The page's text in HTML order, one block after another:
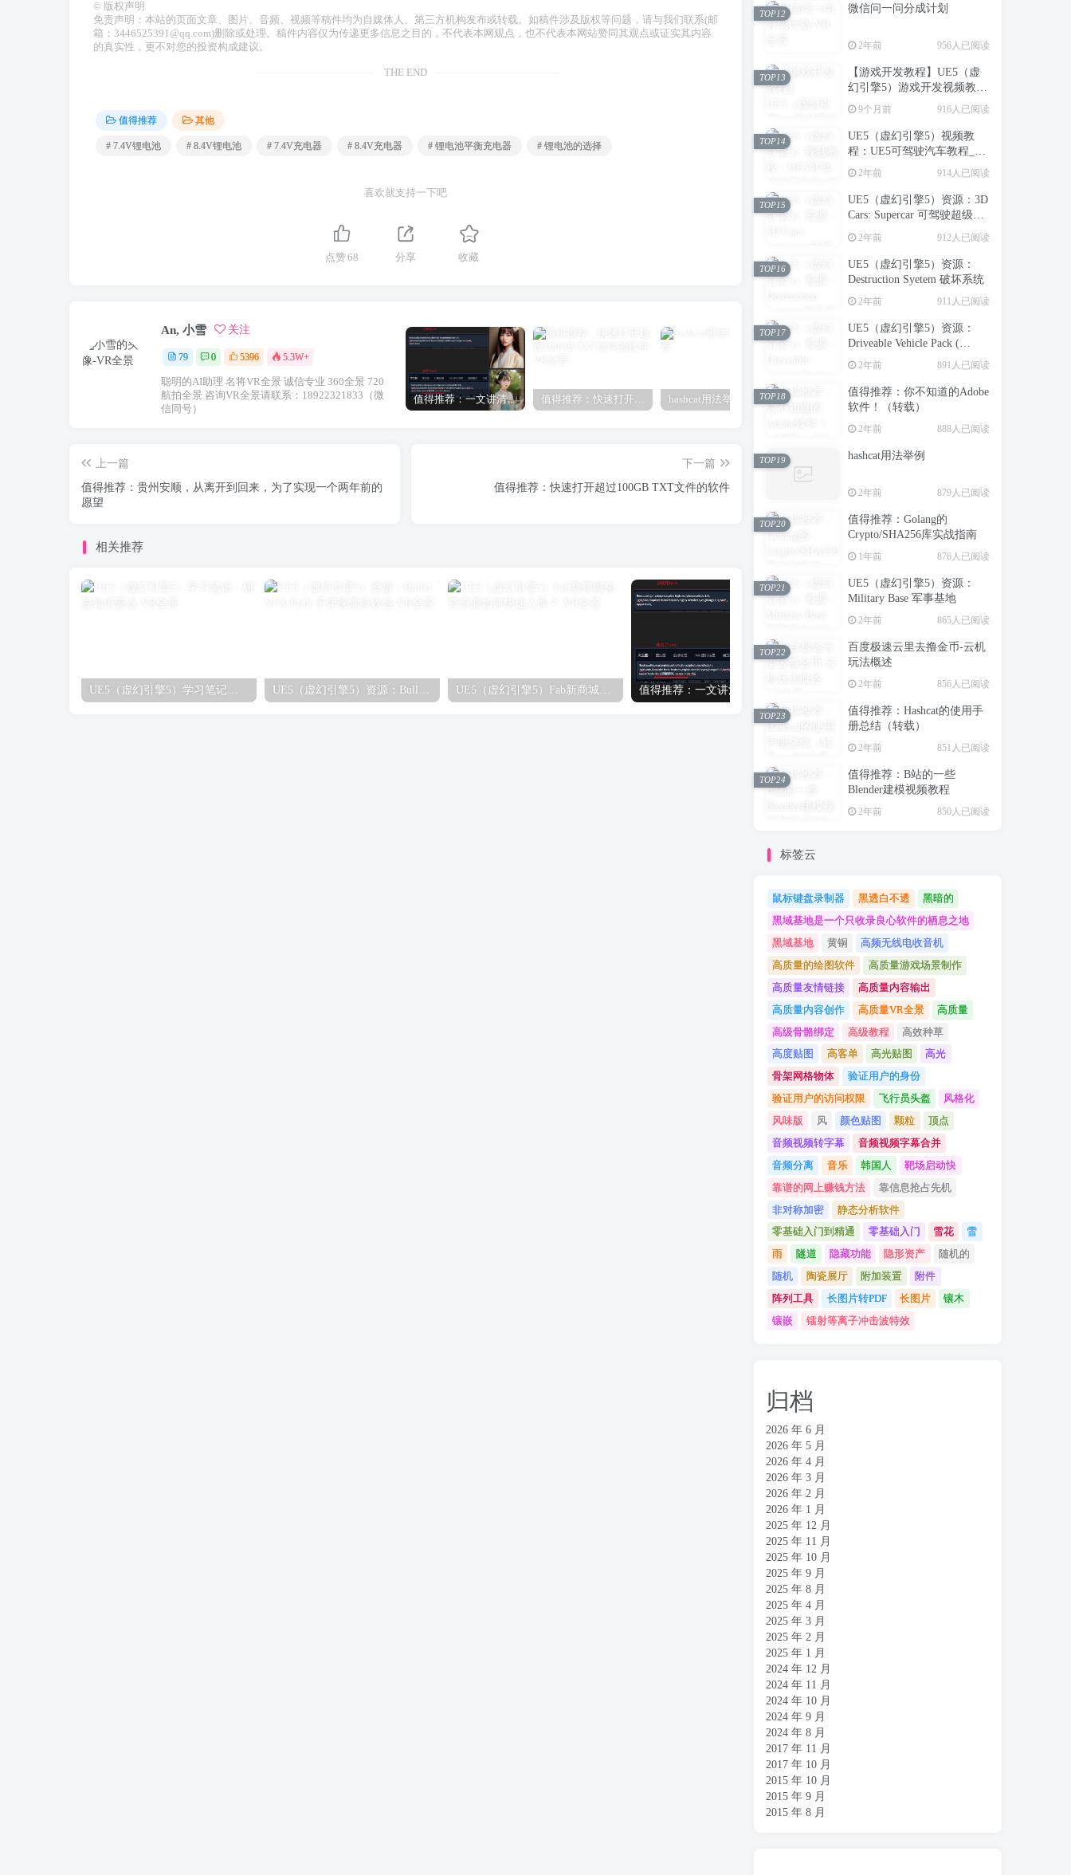
© 版权声明
免责声明：本站的页面文章、图片、音频、视频等稿件均为自媒体人、第三方机构发布或转载。如稿件涉及版权等问题，请与我们联系(邮
箱：3446525391@qq.com)删除或处理。稿件内容仅为传递更多信息之目的，不代表本网观点，也不代表本网站赞同其观点或证实其内容
的真实性，更不对您的投资构成建议。
THE END
值得推荐 其他
# 7.4V锂电池 # 8.4V锂电池 # 7.4V充电器 # 8.4V充电器 # 锂电池平衡充电器 # 锂电池的选择
喜欢就支持一下吧
点赞68 分享 收藏
An, 小雪 关注
79 0 5396 5.3W+
聪明的AI助理 名将VR全景 诚信专业 360全景 720
航拍全景 咨询VR全景请联系：18922321833（微
信同号）
值得推荐：一文讲清楚Stable Diffusion中Lora与大模型的区别（转载） 值得推荐：快速打开超过100GB TXT文件的软件 hashcat用法举例 值得推荐：Hashcat的使用手册总结（转载）
上一篇
值得推荐：贵州安顺，从离开到回来，为了实现一个两年前的
愿望
下一篇
值得推荐：快速打开超过100GB TXT文件的软件
相关推荐
UE5（虚幻引擎5）学习笔记：碰撞知识要点 UE5（虚幻引擎5）资源：Bullet VFX Pack 子弹视觉特效包 UE5（虚幻引擎5）Fab新商城免费资源如何快速入库？ UE5（虚幻引擎5）资源：300+ Ultimate PBR Materials Pack 写实建筑室内PBR材质库
微信问一问分成计划
2年前 956人已阅读
TOP12
【游戏开发教程】UE5（虚
幻引擎5）游戏开发视频教
程：虚幻引擎5中创建第一人
称射击游戏_中英字幕
9个月前 916人已阅读
TOP13
UE5（虚幻引擎5）视频教
程：UE5可驾驶汽车教程_中
文字幕
2年前 914人已阅读
TOP14
UE5（虚幻引擎5）资源：3D
Cars: Supercar 可驾驶超级跑
车
2年前 912人已阅读
TOP15
UE5（虚幻引擎5）资源：
Destruction Syetem 破坏系统
2年前 911人已阅读
TOP16
UE5（虚幻引擎5）资源：
Driveable Vehicle Pack (
REDUX ) 2.0 可驾驶汽车包
（支持到UE5.5）【推荐】
2年前 891人已阅读
TOP17
值得推荐：你不知道的Adobe
软件！（转载）
2年前 888人已阅读
TOP18
hashcat用法举例
2年前 879人已阅读
TOP19
值得推荐：Golang的
Crypto/SHA256库实战指南
1年前 876人已阅读
TOP20
UE5（虚幻引擎5）资源：
Military Base 军事基地
2年前 865人已阅读
TOP21
百度极速云里去撸金币-云机
玩法概述
2年前 856人已阅读
TOP22
值得推荐：Hashcat的使用手
册总结（转载）
2年前 851人已阅读
TOP23
值得推荐：B站的一些
Blender建模视频教程
2年前 850人已阅读
TOP24
标签云
鼠标键盘录制器 黑透白不透
黑暗的
黑域基地是一个只收录良心软件的栖息之地
黑域基地
黄铜
高频无线电收音机
高质量的绘图软件
高质量游戏场景制作
高质量友情链接
高质量内容输出
高质量内容创作
高质量VR全景
高质量
高级骨骼绑定
高级教程
高效种草
高度贴图
高客单 高光贴图
高光
骨架网格物体
验证用户的身份
验证用户的访问权限
飞行员头盔
风格化
风味版
风 颜色贴图 颗粒
顶点
音频视频转字幕
音频视频字幕合并
音频分离
音乐 韩国人
靶场启动快
靠谱的网上赚钱方法
靠信息抢占先机
非对称加密
静态分析软件
零基础入门到精通
零基础入门 雪花
雪
雨
隧道 隐藏功能 隐形资产
随机的
随机
陶瓷展厅 附加装置
附件
阵列工具
长图片转PDF 长图片
镶木
镶嵌
镭射等离子冲击波特效
归档
2026 年 6 月
2026 年 5 月
2026 年 4 月
2026 年 3 月
2026 年 2 月
2026 年 1 月
2025 年 12 月
2025 年 11 月
2025 年 10 月
2025 年 9 月
2025 年 8 月
2025 年 4 月
2025 年 3 月
2025 年 2 月
2025 年 1 月
2024 年 12 月
2024 年 11 月
2024 年 10 月
2024 年 9 月
2024 年 8 月
2017 年 11 月
2017 年 10 月
2015 年 10 月
2015 年 9 月
2015 年 8 月